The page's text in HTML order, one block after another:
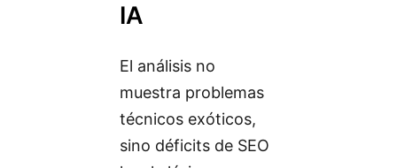
IA
El análisis no
muestra problemas
técnicos exóticos,
sino déficits de SEO